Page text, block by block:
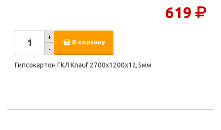
619
+
-
В корзину
Гипсокартон ГКЛ Knauf 2700х1200х12,5мм